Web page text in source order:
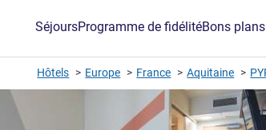
SéjoursProgramme de fidélitéBons plans
Hôtels Europe France Aquitaine